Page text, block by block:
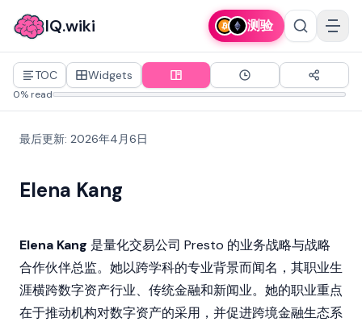
IQ.wiki 测验
TOC Widgets
0% read
最后更新: 2026年4月6日
Elena Kang
Elena Kang 是量化交易公司 Presto 的业务战略与战略
合作伙伴总监。她以跨学科的专业背景而闻名，其职业生
涯横跨数字资产行业、传统金融和新闻业。她的职业重点
在于推动机构对数字资产的采用，并促进跨境金融生态系